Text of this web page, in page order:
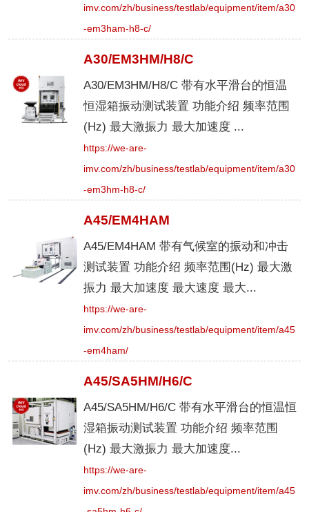
imv.com/zh/business/testlab/equipment/item/a30
-em3ham-h8-c/
A30/EM3HM/H8/C
A30/EM3HM/H8/C 带有水平滑台的恒温
恒湿箱振动测试装置 功能介绍 频率范围
(Hz) 最大激振力 最大加速度 ...
https://we-are-
imv.com/zh/business/testlab/equipment/item/a30
-em3hm-h8-c/
A45/EM4HAM
A45/EM4HAM 带有气候室的振动和冲击
测试装置 功能介绍 频率范围(Hz) 最大激
振力 最大加速度 最大速度 最大...
https://we-are-
imv.com/zh/business/testlab/equipment/item/a45
-em4ham/
A45/SA5HM/H6/C
A45/SA5HM/H6/C 带有水平滑台的恒温恒
湿箱振动测试装置 功能介绍 频率范围
(Hz) 最大激振力 最大加速度...
https://we-are-
imv.com/zh/business/testlab/equipment/item/a45